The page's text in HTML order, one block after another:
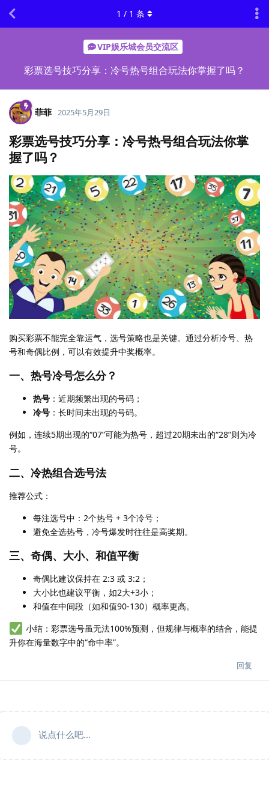
VIP娱乐城会员交流区
彩票选号技巧分享：冷号热号组合玩法你掌握了吗？
1 / 1 条
菲菲 2025年5月29日
彩票选号技巧分享：冷号热号组合玩法你掌
握了吗？
购买彩票不能完全靠运气，选号策略也是关键。通过分析冷号、热
号和奇偶比例，可以有效提升中奖概率。
一、热号冷号怎么分？
热号 ：近期频繁出现的号码；
冷号 ：长时间未出现的号码。
例如，连续5期出现的“07”可能为热号，超过20期未出的“28”则为冷
号。
二、冷热组合选号法
推荐公式：
每注选号中：2个热号 + 3个冷号；
避免全选热号，冷号爆发时往往是高奖期。
三、奇偶、大小、和值平衡
奇偶比建议保持在 2:3 或 3:2；
大小比也建议平衡，如2大+3小；
和值在中间段（如和值90-130）概率更高。
小结：彩票选号虽无法100%预测，但规律与概率的结合，能提
升你在海量数字中的“命中率”。
回复
说点什么吧...